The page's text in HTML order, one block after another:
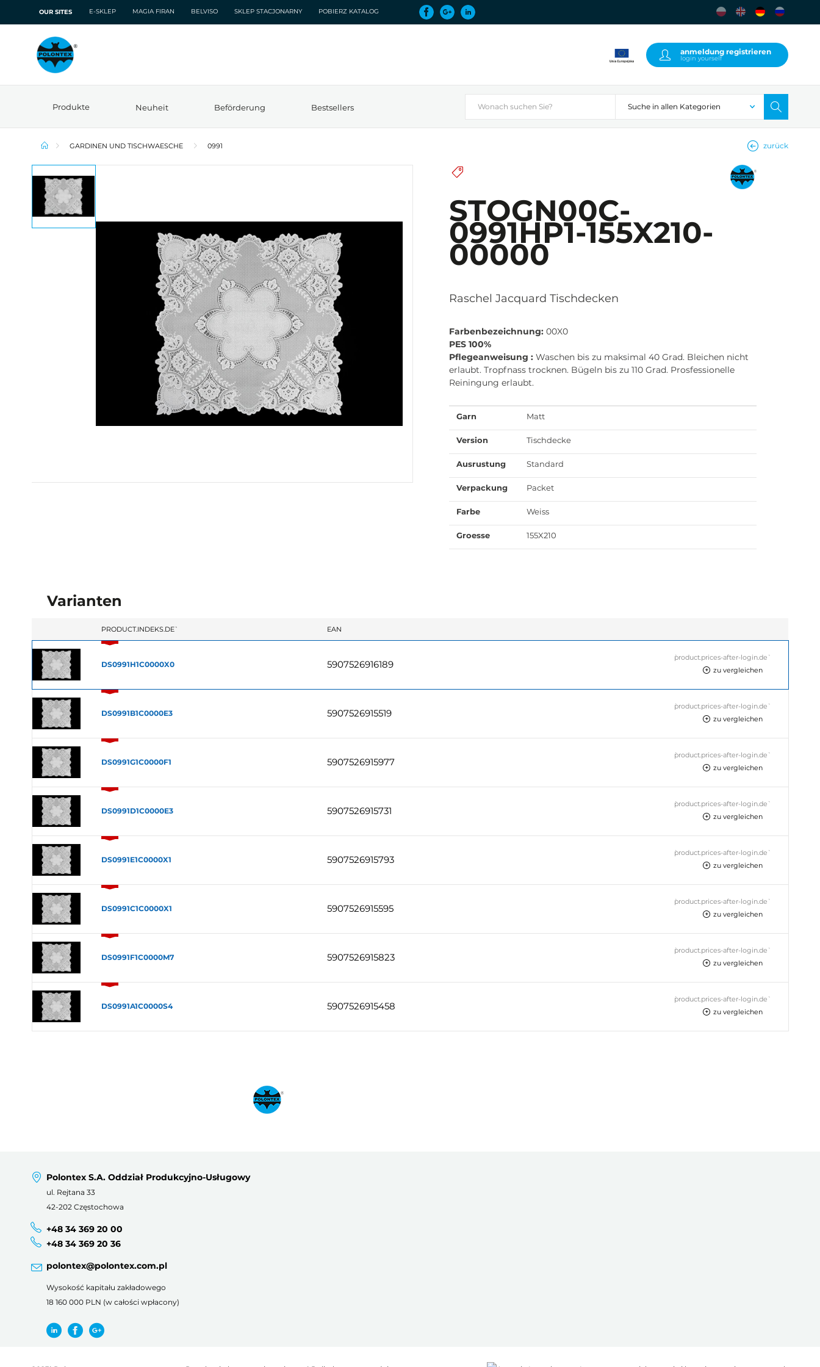
OUR SITES E-SKLEP MAGIA FIRAN BELVISO SKLEP STACJONARNY POBIERZ KATALOG
anmeldung registrieren
login yourself
Produkte Neuheit Beförderung Bestsellers
GARDINEN UND TISCHWAESCHE 0991 zurück
STOGN00C-
0991HP1-155X210-
00000
Raschel Jacquard Tischdecken
Farbenbezeichnung: 00X0
PES 100%
Pflegeanweisung : Waschen bis zu maksimal 40 Grad. Bleichen nicht
erlaubt. Tropfnass trocknen. Bügeln bis zu 110 Grad. Prosfessionelle
Reiningung erlaubt.
Garn Matt
Version Tischdecke
Ausrustung Standard
Verpackung Packet
Farbe Weiss
Groesse 155X210
Varianten
`PRODUCT.INDEKS.DE` EAN
DS0991H1C0000X0 5907526916189
`product.prices-after-login.de`
zu vergleichen
DS0991B1C0000E3 5907526915519
`product.prices-after-login.de`
zu vergleichen
DS0991G1C0000F1 5907526915977
`product.prices-after-login.de`
zu vergleichen
DS0991D1C0000E3 5907526915731
`product.prices-after-login.de`
zu vergleichen
DS0991E1C0000X1 5907526915793
`product.prices-after-login.de`
zu vergleichen
DS0991C1C0000X1 5907526915595
`product.prices-after-login.de`
zu vergleichen
DS0991F1C0000M7 5907526915823
`product.prices-after-login.de`
zu vergleichen
DS0991A1C0000S4 5907526915458
`product.prices-after-login.de`
zu vergleichen
Polontex S.A. Oddział Produkcyjno-Usługowy
ul. Rejtana 33
42-202 Częstochowa
+48 34 369 20 00
+48 34 369 20 36
polontex@polontex.com.pl
Wysokość kapitału zakładowego
18 160 000 PLN (w całości wpłacony)